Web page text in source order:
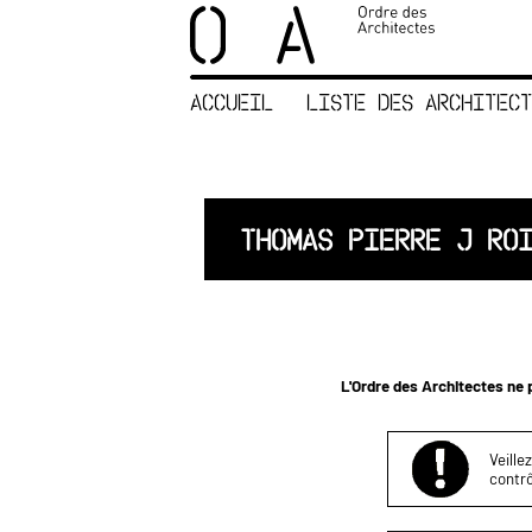
ACCUEIL LISTE DES
THOMAS PIERRE J
L'Ordre des Architectes ne